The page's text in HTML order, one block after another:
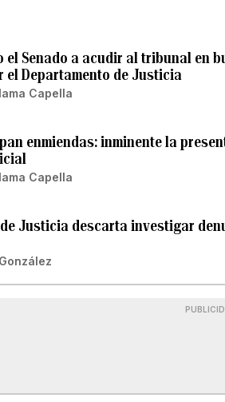
el Senado a acudir al tribunal en
el Departamento de Justicia
Capella
enmiendas: inminente la
Capella
Justicia descarta investigar